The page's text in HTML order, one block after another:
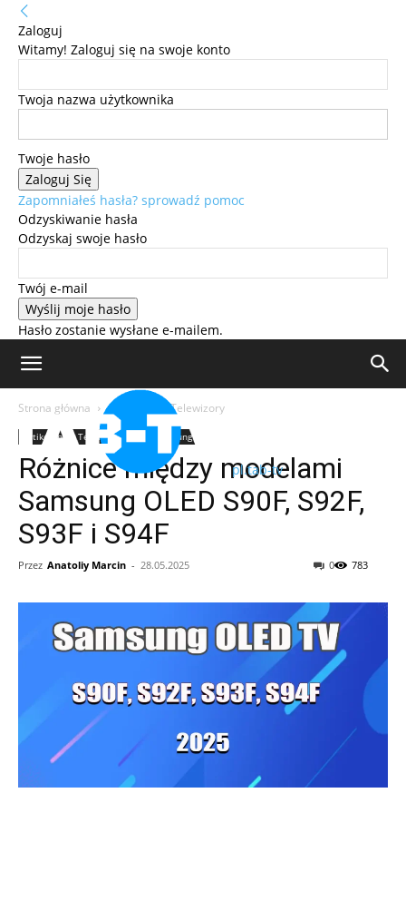
Zaloguj
Witamy! Zaloguj się na swoje konto
Twoja nazwa użytkownika
Twoje hasło
Zapomniałeś hasła? sprowadź pomoc
Odzyskiwanie hasła
Odzyskaj swoje hasło
Twój e-mail
Hasło zostanie wysłane e-mailem.
pl.tab-tv
Strona główna Artikelen Telewizory
Artikelen Telewizory TV Samsung
Różnice między modelami
Samsung OLED S90F, S92F,
S93F i S94F
Przez Anatoliy Marcin - 28.05.2025 783
0